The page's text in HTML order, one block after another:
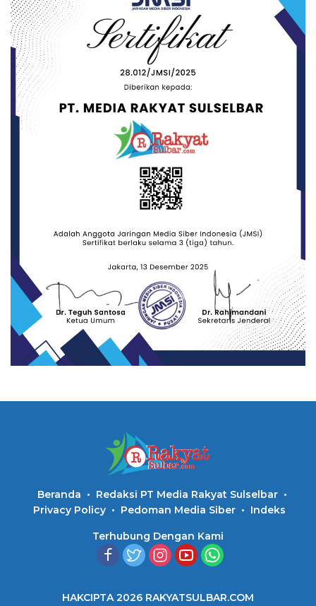
Beranda
Redaksi PT Media Rakyat Sulselbar
Privacy Policy
Pedoman Media Siber Indeks
Terhubung Dengan Kami
HAKCIPTA 2026 RAKYATSULBAR.COM